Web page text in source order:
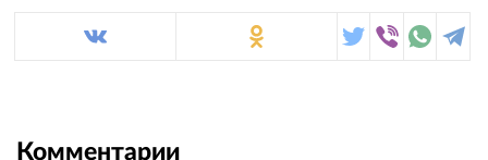
Комментарии